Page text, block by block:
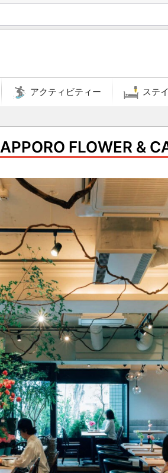
アクティビティー ステイ
FLOWER &